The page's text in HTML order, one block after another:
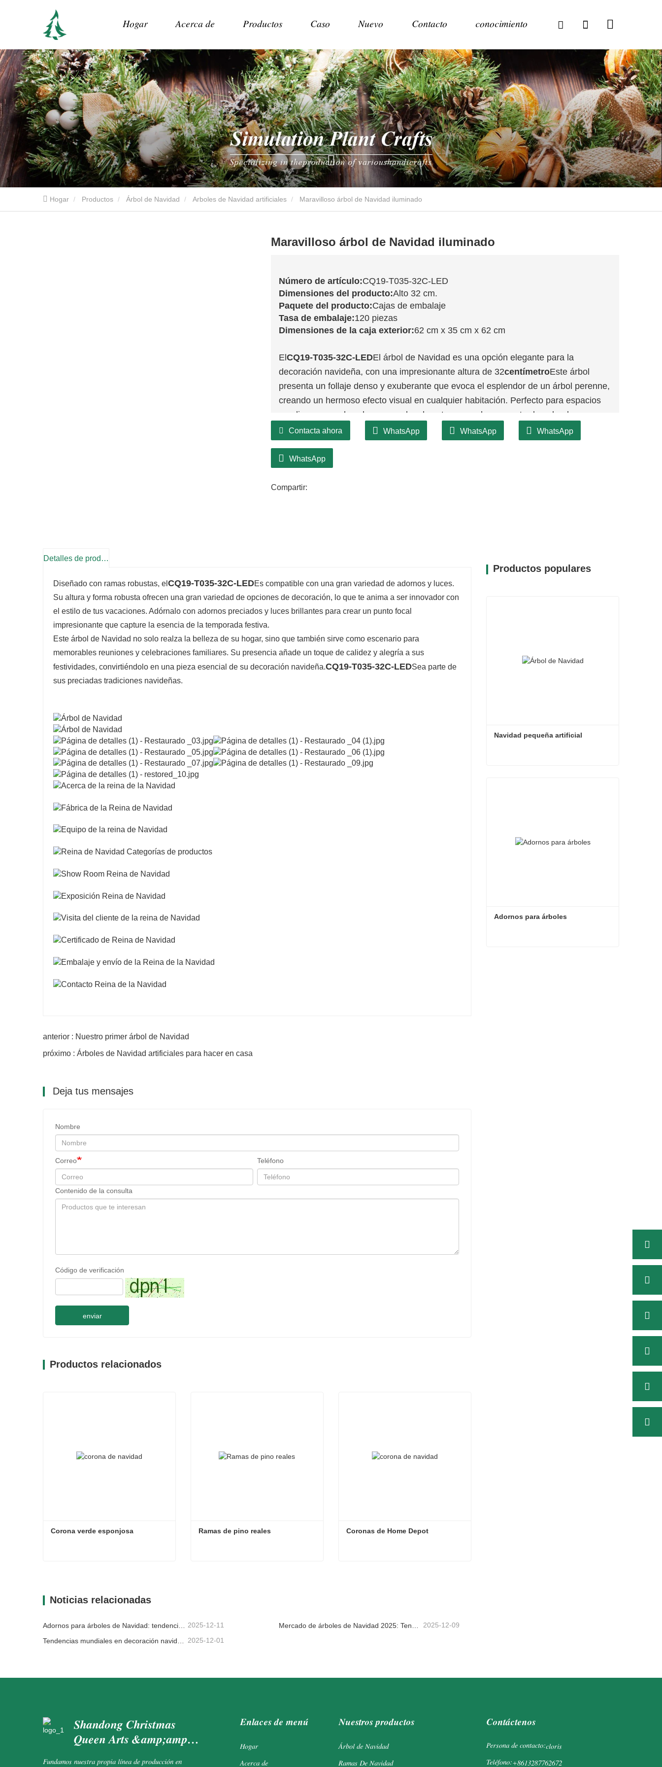
Hogar Acerca de Productos Caso Nuevo Contacto conocimiento
Hogar Productos Árbol de Navidad Arboles de Navidad artificiales Maravilloso árbol de Navidad iluminado
Maravilloso árbol de Navidad iluminado
Número de artículo:CQ19-T035-32C-LED
Dimensiones del producto:Alto 32 cm.
Paquete del producto:Cajas de embalaje
Tasa de embalaje:120 piezas
Dimensiones de la caja exterior:62 cm x 35 cm x 62 cm
El CQ19-T035-32C-LEDEl árbol de Navidad es una opción elegante para la
decoración navideña, con una impresionante altura de 32centímetroEste árbol
presenta un follaje denso y exuberante que evoca el esplendor de un árbol perenne,
creando un hermoso efecto visual en cualquier habitación. Perfecto para espacios
amplios, se puede colocar en salas de estar, comedores o entradas, donde
familiares y amigos podrán admirarlo.
Contacta ahora WhatsApp WhatsApp WhatsApp
WhatsApp
Compartir:
Detalles de producto
Diseñado con ramas robustas, el CQ19-T035-32C-LEDEs compatible con una gran variedad de adornos y luces.
Su altura y forma robusta ofrecen una gran variedad de opciones de decoración, lo que te anima a ser innovador con
el estilo de tus vacaciones. Adórnalo con adornos preciados y luces brillantes para crear un punto focal
impresionante que capture la esencia de la temporada festiva.
Este árbol de Navidad no solo realza la belleza de su hogar, sino que también sirve como escenario para
memorables reuniones y celebraciones familiares. Su presencia añade un toque de calidez y alegría a sus
festividades, convirtiéndolo en una pieza esencial de su decoración navideña.CQ19-T035-32C-LEDSea parte de
sus preciadas tradiciones navideñas.
anterior : Nuestro primer árbol de Navidad
próximo : Árboles de Navidad artificiales para hacer en casa
Deja tus mensajes
Nombre
Correo Teléfono
Contenido de la consulta
Código de verificación
enviar
Productos relacionados
Corona verde esponjosa Ramas de pino reales Coronas de Home Depot
Noticias relacionadas
2025-12-11 2025-12-09
Tendencias mundiales en decoración navideña y por qué Christmas Queen sigue liderando el mercado 2025-12-01
Productos populares
Navidad pequeña artificial
Adornos para árboles
Shandong Christmas
Queen Arts &amp;amp;
Fundamos nuestra propia línea de producción en
Enlaces de menú
Hogar
Acerca de
Nuestros productos
Árbol de Navidad
Ramas De Navidad
Contáctenos
Persona de contacto:cloris
Teléfono:+8613287762672